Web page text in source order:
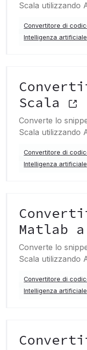
Scala utilizzando
Convertitore di
Intelligenza artificiale
Scala
Converte lo
Scala utilizzando
Convertitore di
Intelligenza artificiale
Matlab
Converte lo
Scala utilizzando
Convertitore di
Intelligenza artificiale